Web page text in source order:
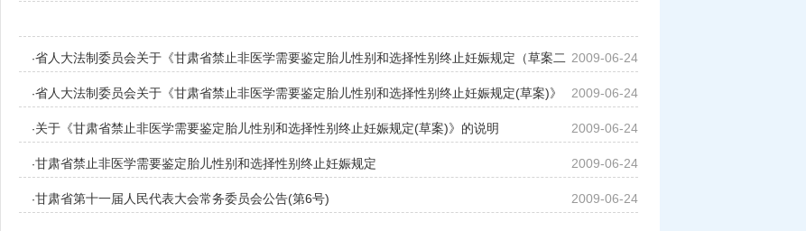
2009-06-24
·省人大法制委员会关于《甘肃省禁止非医学需要鉴定胎儿性别和选择性别终止妊娠规定（草案二
次审议稿）》修改意见的书面报告
2009-06-24
·省人大法制委员会关于《甘肃省禁止非医学需要鉴定胎儿性别和选择性别终止妊娠规定(草案)》
审议结果的报告
2009-06-24
·关于《甘肃省禁止非医学需要鉴定胎儿性别和选择性别终止妊娠规定(草案)》的说明
2009-06-24
·甘肃省禁止非医学需要鉴定胎儿性别和选择性别终止妊娠规定
2009-06-24
·甘肃省第十一届人民代表大会常务委员会公告(第6号)